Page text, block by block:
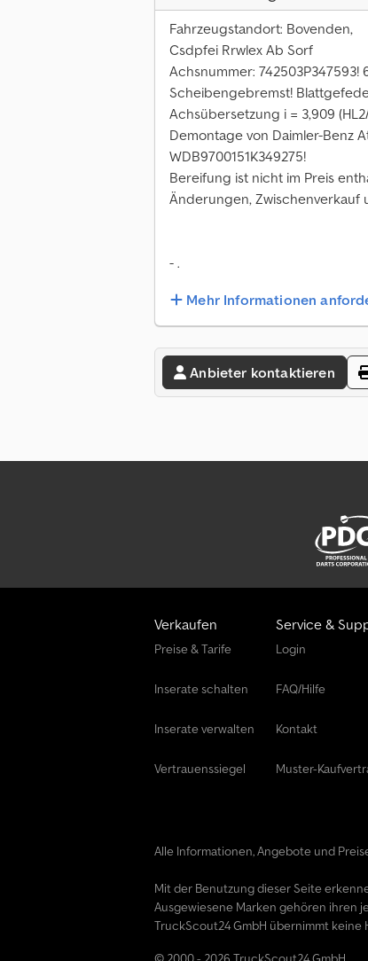
Fahrzeugstandort: Bovenden,
Csdpfei Rrwlex Ab Sorf
Achsnummer: 742503P347593!
Scheibengebremst!
Achsübersetzung i = 3,909
Demontage von Daimler-Benz
WDB9700151K349275!
Bereifung ist nicht im Preis
Änderungen, Zwischenverkauf
- .
Mehr Informationen
Anbieter kontaktieren
Verkaufen
Preise & Tarife
Inserate schalten
Inserate verwalten
Vertrauenssiegel
Service &
Login
FAQ/Hilfe
Kontakt
Muster-
Alle Informationen, Angebote und
Mit der Benutzung dieser Seite
Ausgewiesene Marken gehören ihren
TruckScout24 GmbH übernimmt